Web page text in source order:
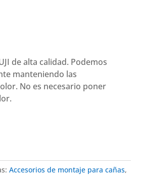
de alta calidad. Podemos
manteniendo las
No es necesario poner
Accesorios de montaje para cañas,